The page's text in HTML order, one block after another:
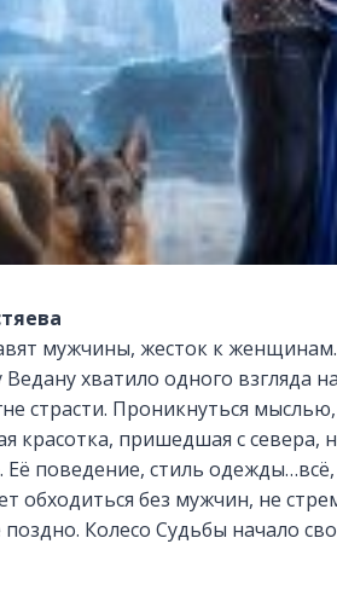
мужчины, жесток к
хватило одного взгляда
страсти. Проникнуться
красотка, пришедшая с севера,
поведение, стиль
обходиться без мужчин, не
Колесо Судьбы начало